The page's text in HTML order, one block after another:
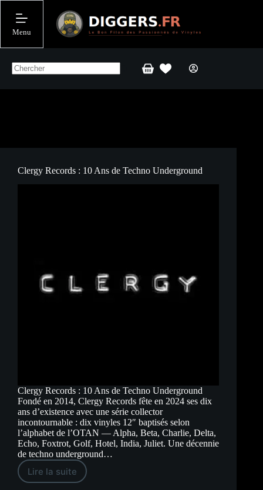
contenu
Menu
Panier
Clergy Records : 10 Ans de Techno Underground
Clergy Records : 10 Ans de Techno Underground
Fondé en 2014, Clergy Records fête en 2024 ses dix
ans d’existence avec une série collector
incontournable : dix vinyles 12″ baptisés selon
l’alphabet de l’OTAN — Alpha, Beta, Charlie, Delta,
Echo, Foxtrot, Golf, Hotel, India, Juliet. Une décennie
de techno underground…
Lire la suite
Clergy
Records